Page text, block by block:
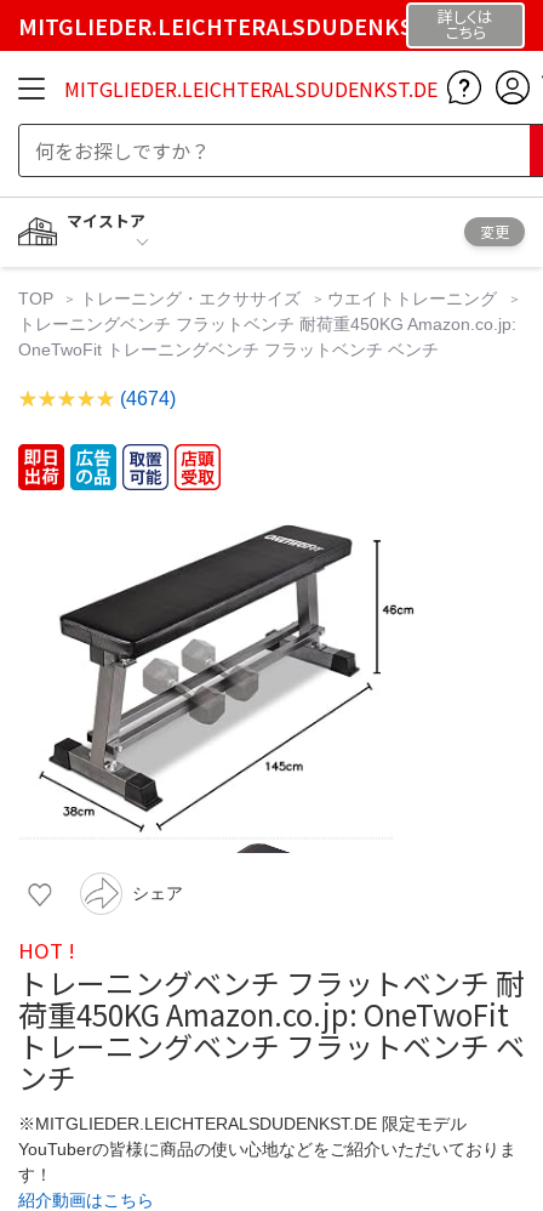
MITGLIEDER.LEICHTERALSDUDENKST.DE詳しくは
こちら
MITGLIEDER.LEICHTERALSDUDENKST.DE
マイストア
変更
TOP トレーニング・エクササイズ
ウエイトトレーニング
トレーニングベンチ フラットベンチ 耐荷重450KG Amazon.co.jp:
OneTwoFit トレーニングベンチ フラットベンチ ベンチ
(4674)
シェア
HOT !
トレーニングベンチ フラットベンチ 耐
荷重450KG Amazon.co.jp: OneTwoFit
トレーニングベンチ フラットベンチ ベ
ンチ
※MITGLIEDER.LEICHTERALSDUDENKST.DE 限定モデル
YouTuberの皆様に商品の使い心地などをご紹介いただいておりま
す！
紹介動画はこちら